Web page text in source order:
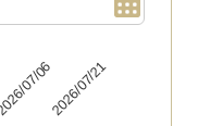
07/062026/07/21